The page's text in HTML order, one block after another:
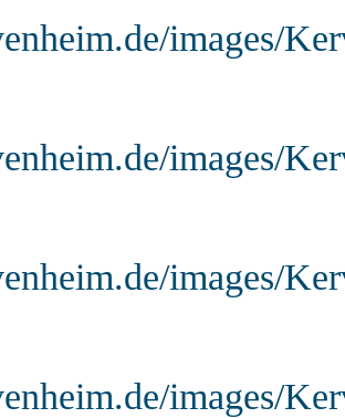
images/
images/
images/
images/